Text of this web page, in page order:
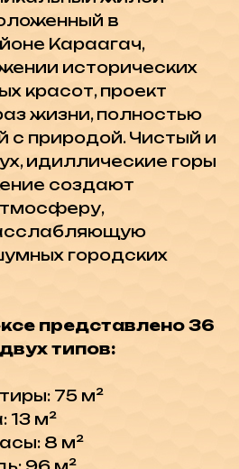
м²
м²
для
Для прогулок и
и
Для
отдыха
в Hilly
с природой